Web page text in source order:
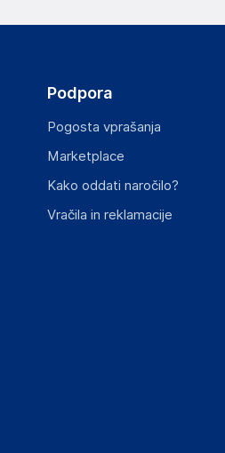
Podpora
Pogosta vprašanja
Marketplace
Kako oddati naročilo?
Vračila in reklamacije